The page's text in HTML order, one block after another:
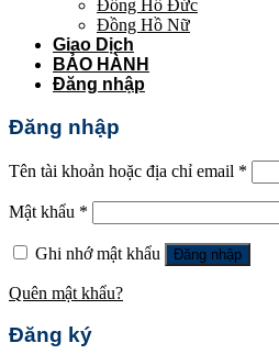
Đồng Hồ Đức
Đồng Hồ Nữ
Giao Dịch
BẢO HÀNH
Đăng nhập
Đăng nhập
Tên tài khoản hoặc địa chỉ email *
Mật khẩu *
Ghi nhớ mật khẩu Đăng nhập
Quên mật khẩu?
Đăng ký